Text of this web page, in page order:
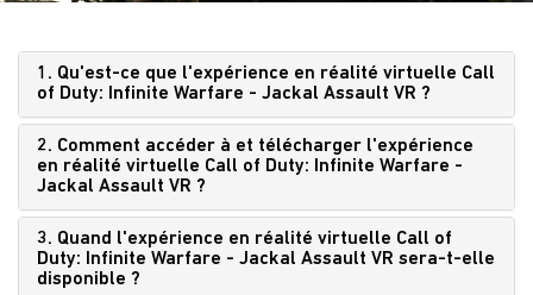
1. Qu'est-ce que l'expérience en réalité virtuelle Call
of Duty: Infinite Warfare - Jackal Assault VR ?
2. Comment accéder à et télécharger l'expérience
en réalité virtuelle Call of Duty: Infinite Warfare -
Jackal Assault VR ?
3. Quand l'expérience en réalité virtuelle Call of
Duty: Infinite Warfare - Jackal Assault VR sera-t-elle
disponible ?